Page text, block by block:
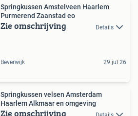
Springkussen Amstelveen Haarlem
Purmerend Zaanstad eo
Zie omschrijving Details
Beverwijk 29 jul 26
Springkussen velsen Amsterdam
Haarlem Alkmaar en omgeving